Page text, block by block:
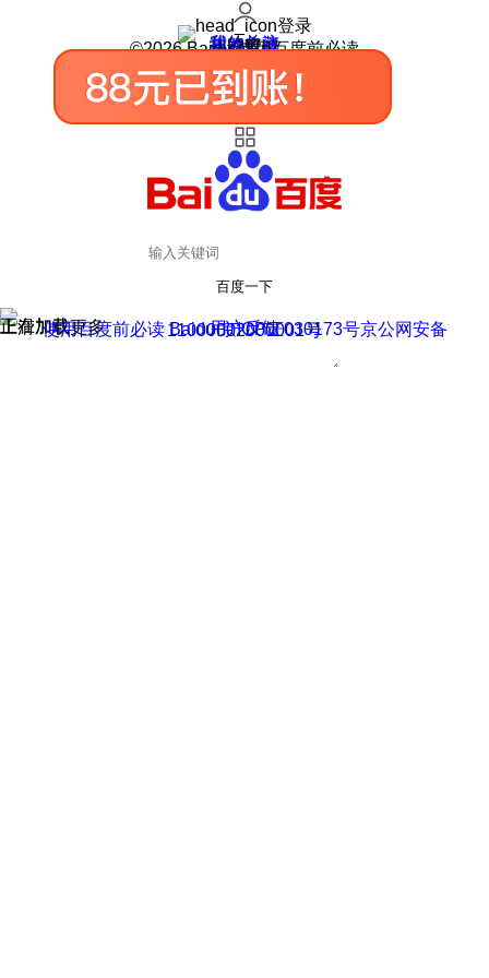
登录
我的关注
我的收藏
皮肤中心
用户反馈
设置
©2026 Baidu 使用百度前必读
百度一下
正在加载
上滑加载更多 用户反馈
使用百度前必读 Baidu 京ICP证030173号
京公网安备11000002000001号